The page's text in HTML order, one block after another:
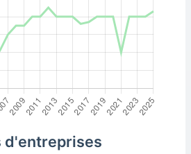
d'entreprises